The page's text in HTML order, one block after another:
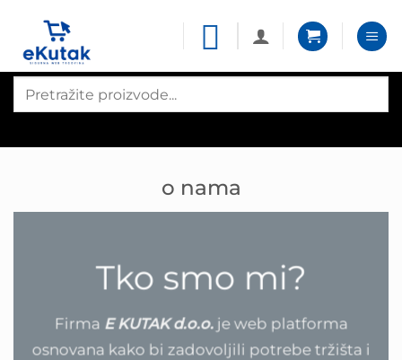
content
search
o nama
Tko smo mi?
Firma E KUTAKd.o.o.je web platforma
osnovana kako bi zadovoljili potrebe tržišta i